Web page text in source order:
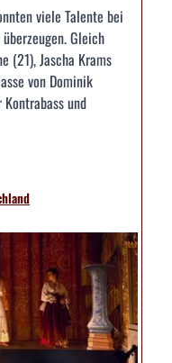
viele Talente bei
Gleich
(21), Jascha Krams
von Dominik
und